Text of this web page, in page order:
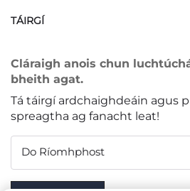
TÁIRGÍ
Cláraigh anois chun
bheith agat.
Tá táirgí ardchaighdeáin agus
spreagtha ag fanacht leat!
Do Ríomhphost